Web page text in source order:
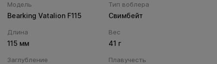
Модель
Bearking Vatalion F115
Тип воблера
Свимбейт
Длина
115 мм
Вес
41 г
Заглубление Плавучесть